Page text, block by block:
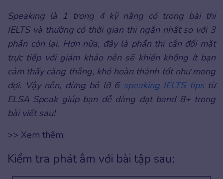
Speaking là 1 trong 4 kỹ năng có trong bài thi
IELTS và thường có thời gian thi ngắn nhất so với 3
phần còn lại. Hơn nữa, đây là phần thi cần đối mặt
trực tiếp với giám khảo nên sẽ khiến không ít bạn
cảm thấy căng thẳng, khó hoàn thành tốt như mong
đợi. Vậy nên, đừng bỏ lỡ 6 speaking IELTS tipstừ
ELSA Speak giúp bạn dễ dàng đạt band 8+ trong
bài viết sau!
>> Xem thêm:
Kiểm tra phát âm với bài tập sau: